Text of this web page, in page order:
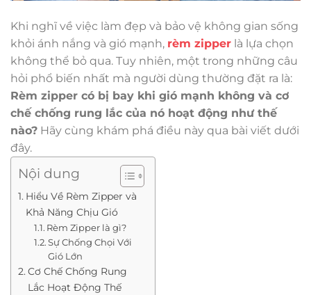
Khi nghĩ về việc làm đẹp và bảo vệ không gian sống
khỏi ánh nắng và gió mạnh, rèm zipper là lựa chọn
không thể bỏ qua. Tuy nhiên, một trong những câu
hỏi phổ biến nhất mà người dùng thường đặt ra là:
Rèm zipper có bị bay khi gió mạnh không và cơ
chế chống rung lắc của nó hoạt động như thế
nào? Hãy cùng khám phá điều này qua bài viết dưới
đây.
Nội dung
Hiểu Về Rèm Zipper và
Khả Năng Chịu Gió
Rèm Zipper là gì?
Sự Chống Chọi Với
Gió Lớn
Cơ Chế Chống Rung
Lắc Hoạt Động Thế